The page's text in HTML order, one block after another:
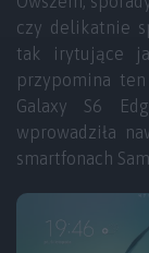
czy delikatnie
tak irytujące
przypomina
Galaxy S6
wprowadziła
smartfonach